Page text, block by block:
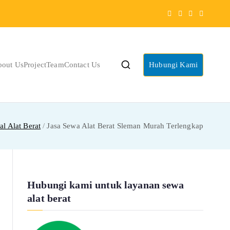
UsProjectTeamContact Us Hubungi Kami
Alat Berat Jasa Sewa Alat Berat Sleman Murah Terlengkap
Hubungi kami untuk layanan sewa
alat berat